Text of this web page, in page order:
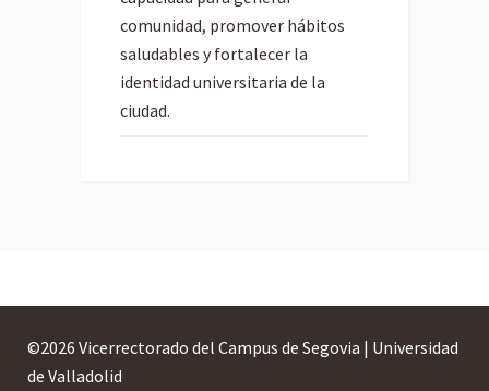
comunidad, promover hábitos
saludables y fortalecer la
identidad universitaria de la
ciudad.
©2026 Vicerrectorado del Campus de Segovia | Universidad
de Valladolid